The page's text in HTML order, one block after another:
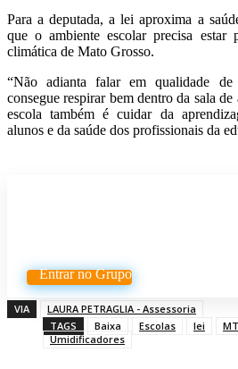
Para a deputada, a lei aproxima a
que o ambiente escolar precisa estar
climática de Mato Grosso.
“Não adianta falar em qualidade
consegue respirar bem dentro da sala
escola também é cuidar da
alunos e da saúde dos profissionais da
Entrar no Grupo
VIA
LAURA PETRAGLIA - Assessoria
TAGS
Baixa Escolas lei MT
Umidificadores